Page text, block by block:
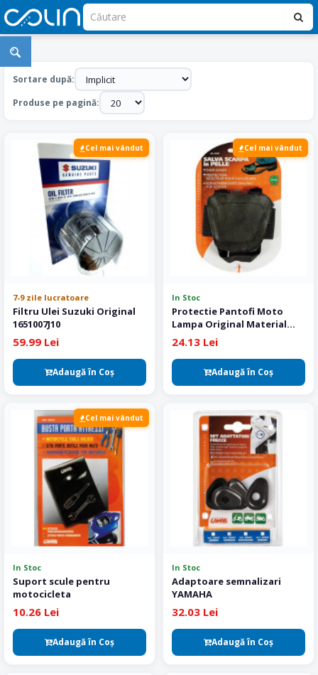
Accesorii
Moto
Sortare după:
Produse pe pagină:
Cel mai vândut
7-9 zile lucratoare
Filtru Ulei Suzuki Original
1651007J10
59.99 Lei
Adaugă în Coş
Cel mai vândut
In Stoc
Protectie Pantofi Moto
Lampa Original Material
Skeentex
24.13 Lei
Adaugă în Coş
Cel mai vândut
In Stoc
Suport scule pentru
motocicleta
10.26 Lei
Adaugă în Coş
In Stoc
Adaptoare semnalizari
YAMAHA
32.03 Lei
Adaugă în Coş